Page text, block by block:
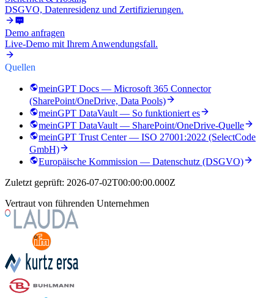
DSGVO, Datenresidenz und Zertifizierungen.
Demo anfragen
Live-Demo mit Ihrem Anwendungsfall.
Quellen
meinGPT Docs — Microsoft 365 Connector
(SharePoint/OneDrive, Data Pools)
meinGPT DataVault — So funktioniert es
meinGPT DataVault — SharePoint/OneDrive-Quelle
meinGPT Trust Center — ISO 27001:2022 (SelectCode
GmbH)
Europäische Kommission — Datenschutz (DSGVO)
Zuletzt geprüft: 2026-07-02T00:00:00.000Z
Vertraut von führenden Unternehmen